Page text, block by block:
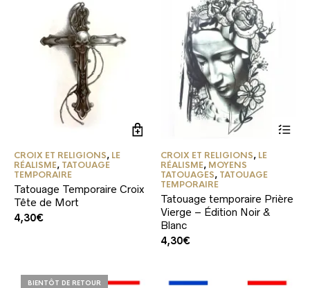
CROIX ET RELIGIONS, LE
RÉALISME, TATOUAGE
TEMPORAIRE
Tatouage Temporaire Croix
Tête de Mort
4,30€
CROIX ET RELIGIONS, LE
RÉALISME, MOYENS
TATOUAGES, TATOUAGE
TEMPORAIRE
Tatouage temporaire Prière
Vierge – Édition Noir &
Blanc
4,30€
BIENTÔT DE RETOUR